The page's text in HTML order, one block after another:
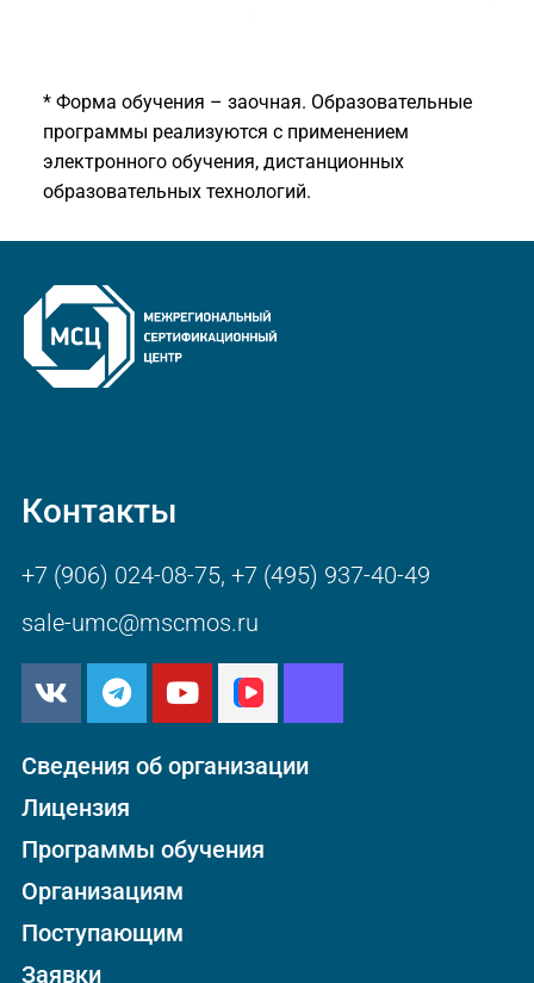
* Форма обучения – заочная. Образовательные
программы реализуются с применением
электронного обучения, дистанционных
образовательных технологий.
Контакты
+7 (906) 024-08-75, +7 (495) 937-40-49
sale-umc@mscmos.ru
Сведения об организации
Лицензия
Программы обучения
Организациям
Поступающим
Заявки